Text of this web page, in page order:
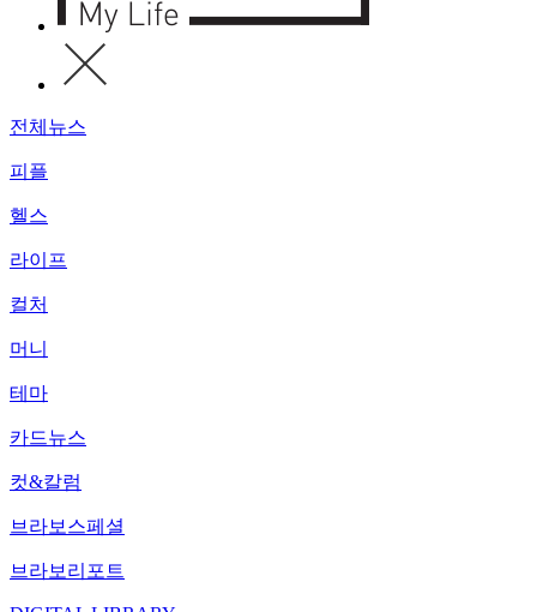
전체뉴스
피플
헬스
라이프
컬처
머니
테마
카드뉴스
컷&칼럼
브라보스페셜
브라보리포트